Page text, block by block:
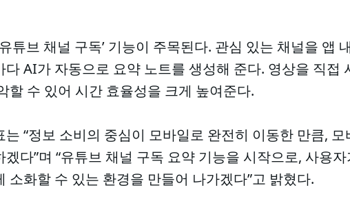
튜브 채널 구독’ 기능이 주목된다. 관심 있는 채널을 앱
다 AI가 자동으로 요약 노트를 생성해 준다. 영상을 직접
할 수 있어 시간 효율성을 크게 높여준다.
“정보 소비의 중심이 모바일로 완전히 이동한 만큼,
다”며 “유튜브 채널 구독 요약 기능을 시작으로, 사용
소화할 수 있는 환경을 만들어 나가겠다”고 밝혔다.